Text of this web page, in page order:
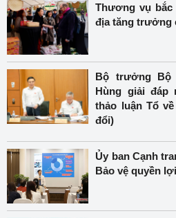
Thương vụ
địa tăng trưởng
Bộ trưởng Bộ
Hùng giải đáp
thảo luận Tổ
đổi)
Ủy ban Cạnh
Bảo vệ quyền